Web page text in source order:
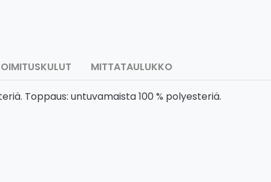
MITTATAULUKKO
Toppaus: untuvamaista 100 % polyesteriä.